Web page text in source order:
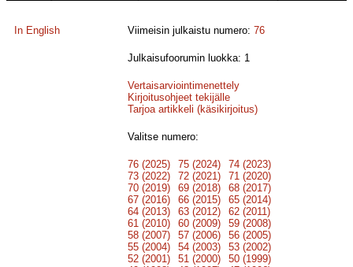
In English Viimeisin julkaistu numero:76
Julkaisufoorumin luokka: 1
Vertaisarviointimenettely
Kirjoitusohjeet tekijälle
Tarjoa artikkeli (käsikirjoitus)
Valitse numero:
76 (2025) 75 (2024)
74 (2023)
73 (2022)
72 (2021)
71 (2020)
70 (2019)
69 (2018)
68 (2017)
67 (2016)
66 (2015)
65 (2014)
64 (2013)
63 (2012)
62 (2011)
61 (2010)
60 (2009)
59 (2008)
58 (2007)
57 (2006)
56 (2005)
55 (2004)
54 (2003)
53 (2002)
52 (2001)
51 (2000)
50 (1999)